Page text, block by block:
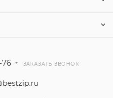
ЗАКАЗАТЬ ЗВОНОК